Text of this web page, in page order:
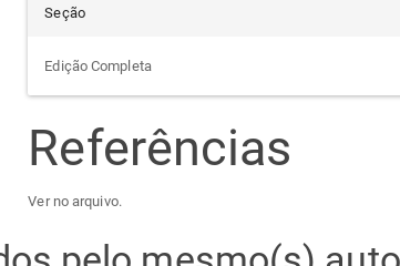
Seção
Edição Completa
Referências
Ver no arquivo.